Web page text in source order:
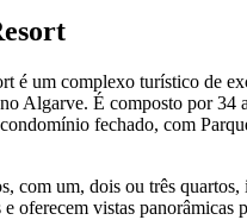
é um complexo turístico de
Algarve. É composto por 34
fechado, com
com um, dois ou três quartos,
e oferecem vistas panorâmicas